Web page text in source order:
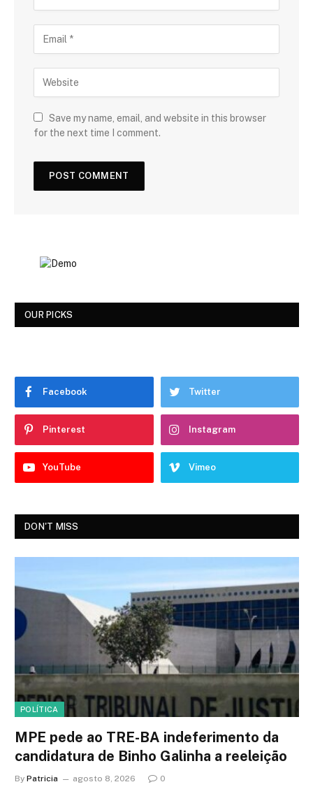
Save my name, email, and website in this browser
for the next time I comment.
OUR PICKS
Facebook Twitter
Pinterest Instagram
YouTube Vimeo
DON'T MISS
POLÍTICA
MPE pede ao TRE-BA indeferimento da
candidatura de Binho Galinha a reeleição
By Patricia agosto 8, 2026 0